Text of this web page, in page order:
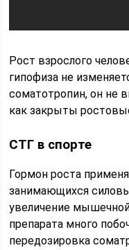
Рост взрослого
гипофиза не
соматотропин, он не
как закрыты
СТГ в спорте
Гормон роста
занимающихся
увеличение
препарата много
передозировка